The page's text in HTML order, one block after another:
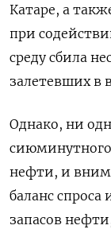
Катаре, а
при
среду сбила
залетевших в
Однако, ни
нефти, и
баланс
запасов